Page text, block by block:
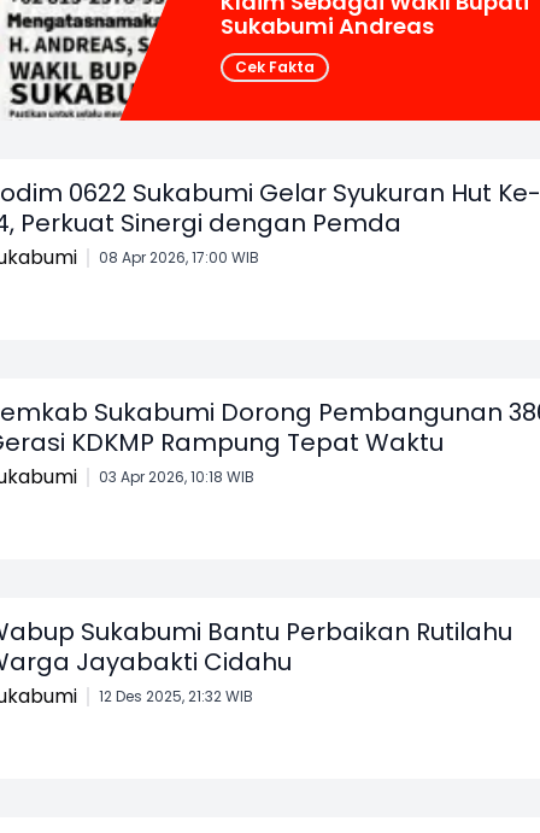
Sukabumi Andreas
Cek Fakta
0622 Sukabumi Gelar Syukuran Hut Ke-
Perkuat Sinergi dengan Pemda
08 Apr 2026, 17:00 WIB
Sukabumi Dorong Pembangunan
KDKMP Rampung Tepat Waktu
03 Apr 2026, 10:18 WIB
Sukabumi Bantu Perbaikan Rutilahu
Jayabakti Cidahu
12 Des 2025, 21:32 WIB